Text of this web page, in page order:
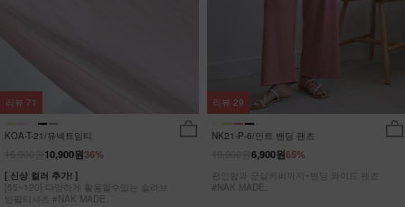
KOA-T-21/유넥트임티
36%
10,900원
[ 신상 컬러 추가! ]
[55~120] 다양하게 활용할수있는 슬라브
반팔티셔츠 #NAK MADE.
리뷰 71
NK21-P-6/인트 밴딩 팬츠
65%
6,900원
편안함과 군살커버까지~밴딩 와이드 팬츠
#NAK MADE.
리뷰 29